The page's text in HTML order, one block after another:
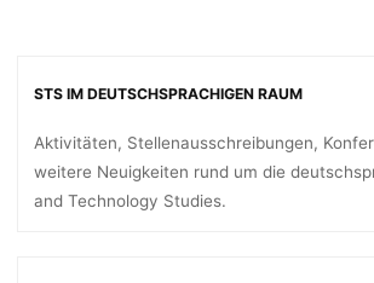
mareike
STS IM DEUTSCHSPRACHIGEN RAUM
Aktivitäten, Stellenausschreibungen,
weitere Neuigkeiten rund um die
and Technology Studies.